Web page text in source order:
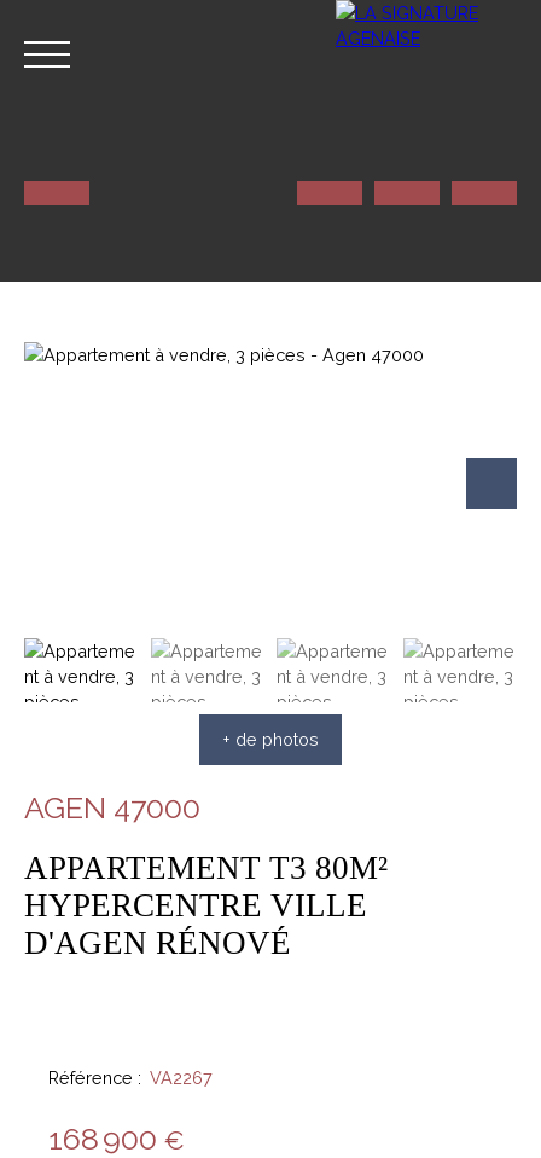
Estimation
+ de photos
AGEN 47000
APPARTEMENT T3 80M²
HYPERCENTRE VILLE
D'AGEN RÉNOVÉ
Référence : VA2267
168 900 €